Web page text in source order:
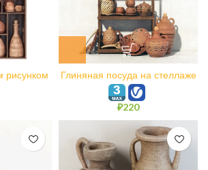
рисунком Глиняная посуда на стеллаже
N8
₽220